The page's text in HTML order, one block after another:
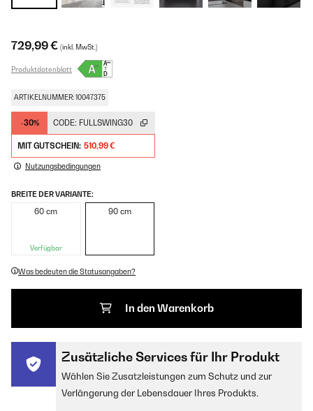
729,99 € (inkl. MwSt.)
Produktdatenblatt
ARTIKELNUMMER: 10047375
-30% CODE: FULLSWING30
MIT GUTSCHEIN: 510,99 €
Nutzungsbedingungen
BREITE DER VARIANTE:
60 cm
Verfügbar
90 cm
Was bedeuten die Statusangaben?
In den Warenkorb
Zusätzliche Services für Ihr Produkt
Wählen Sie Zusatzleistungen zum Schutz und zur
Verlängerung der Lebensdauer Ihres Produkts.